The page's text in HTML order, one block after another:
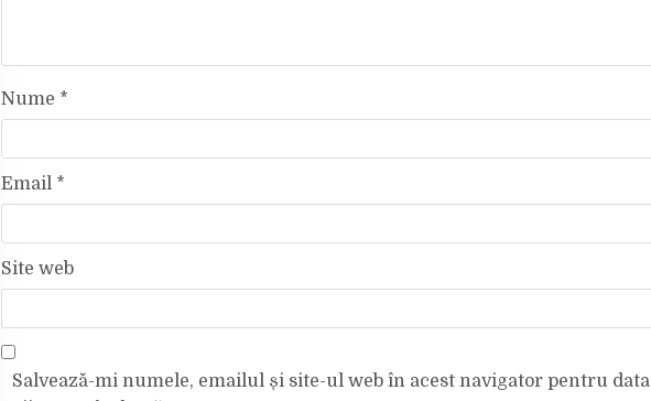
Nume *
Email *
Site web
Salvează-mi numele, emailul și site-ul web în acest navigator pentru data